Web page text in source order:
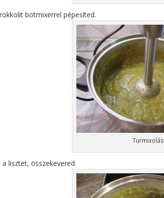
botmixerrel pépesíted.
Turmixolás
a lisztet, összekevered.